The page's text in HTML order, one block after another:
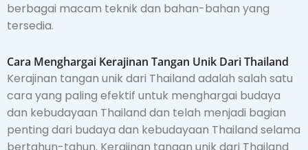
berbagai macam teknik dan bahan-bahan yang
tersedia.
Cara Menghargai Kerajinan Tangan Unik Dari Thailand
Kerajinan tangan unik dari Thailand adalah salah satu
cara yang paling efektif untuk menghargai budaya
dan kebudayaan Thailand dan telah menjadi bagian
penting dari budaya dan kebudayaan Thailand selama